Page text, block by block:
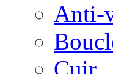
Anti-